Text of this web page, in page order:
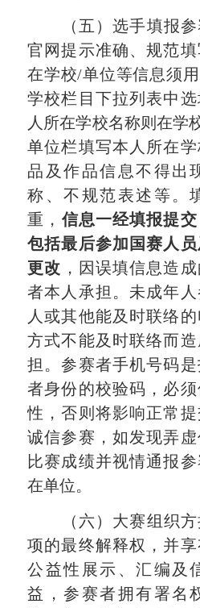
（五）选手填报
官网提示准确、规范
在学校/单位等信息须
学校栏目下拉列表中选
人所在学校名称则在学
单位栏填写本人所在
品及作品信息不得出
称、不规范表述等。
重， 信息一经填报提
包括最后参加国赛人
更改 ，因误填信息造
者本人承担。未成年
人或其他能及时联络
方式不能及时联络而
担。参赛者手机号码
者身份的校验码，必
性，否则将影响正常
诚信参赛，如发现弄
比赛成绩并视情通报
在单位。
（六）大赛组织
项的最终解释权，并
公益性展示、汇编及
益，参赛者拥有署名